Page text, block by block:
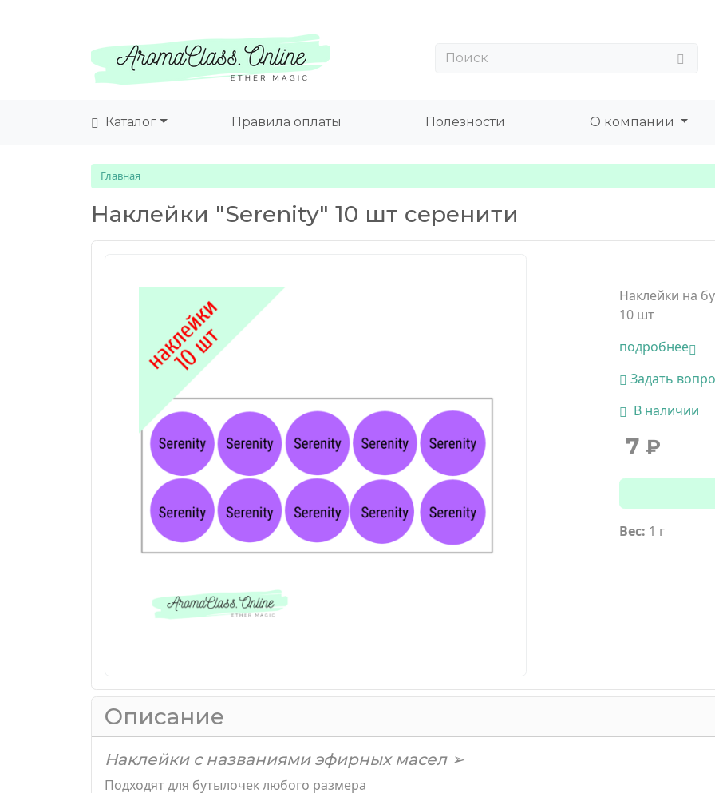
Каталог Правила оплаты Полезности О компании
Главная
Наклейки "Serenity" 10 шт серенити
Наклейки на
10 шт
подробнее
Задать
В наличии
7 ₽
Вес: 1 г
Описание
Наклейки с названиями эфирных масел ➢
Подходят для бутылочек любого размера